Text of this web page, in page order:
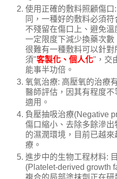
使用正確的敷料照顧傷
同，一種好的敷料必須
不殘留在傷口上、避免
一定限度下減少換藥次
很難有一種敷料可以針
須"客製化、個人化"，交
能事半功倍。
氧氣治療: 高壓氧的治療
醫師評估，因其有程度
適用。
負壓抽吸治療(Negative
傷口縮小、去除多餘滲
的濕潤環境，目前已越
療。
進步中的生物工程材料:
(Platelet-derived growth
複合的局部塗抹劑正在研